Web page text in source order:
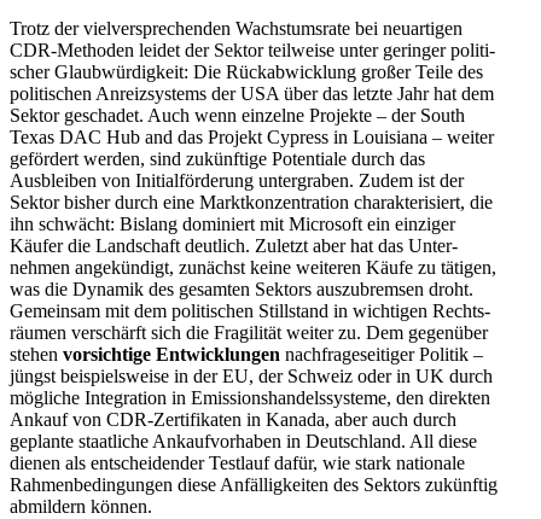
Trotz der vielver­spre­chenden Wachs­tumsrate bei neuar­tigen
CDR-Methoden leidet der Sektor teilweise unter geringer politi­
scher Glaub­wür­digkeit: Die Rückab­wicklung großer Teile des
politi­schen Anreiz­systems der USA über das letzte Jahr hat dem
Sektor geschadet. Auch wenn einzelne Projekte – der South
Texas DAC Hub and das Projekt Cypress in Louisiana – weiter
gefördert werden, sind zukünftige Poten­tiale durch das
Ausbleiben von Initi­al­för­derung unter­graben. Zudem ist der
Sektor bisher durch eine Markt­kon­zen­tration charak­te­ri­siert, die
ihn schwächt: Bislang dominiert mit Microsoft ein einziger
Käufer die Landschaft deutlich. Zuletzt aber hat das Unter­
nehmen angekündigt, zunächst keine weiteren Käufe zu tätigen,
was die Dynamik des gesamten Sektors auszu­bremsen droht.
Gemeinsam mit dem politi­schen Still­stand in wichtigen Rechts­
räumen verschärft sich die Fragi­lität weiter zu. Dem gegenüber
stehen vorsichtige Entwick­lungen nachfra­ge­sei­tiger Politik –
jüngst beispiels­weise in der EU, der Schweiz oder in UK durch
mögliche Integration in Emissi­ons­han­dels­systeme, den direkten
Ankauf von CDR-Zerti­fi­katen in Kanada, aber auch durch
geplante staat­liche Ankauf­vor­haben in Deutschland. All diese
dienen als entschei­dender Testlauf dafür, wie stark nationale
Rahmen­be­din­gungen diese Anfäl­lig­keiten des Sektors zukünftig
abmildern können.